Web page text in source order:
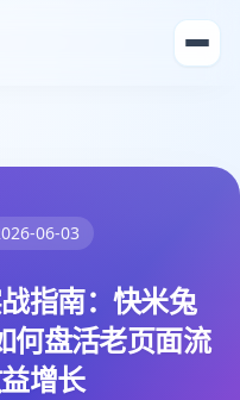
06-03
指南：快米兔
何盘活老页面流
增长